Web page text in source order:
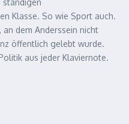
ständigen
Klasse. So wie Sport auch.
an dem Anderssein nicht
öffentlich gelebt wurde.
aus jeder Klaviernote.